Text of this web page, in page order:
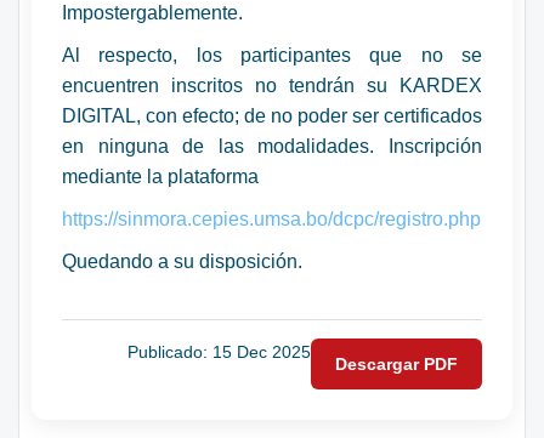
Impostergablemente.
Al respecto, los participantes que no se
encuentren inscritos no tendrán su KARDEX
DIGITAL, con efecto; de no poder ser certificados
en ninguna de las modalidades. Inscripción
mediante la plataforma
https://sinmora.cepies.umsa.bo/dcpc/registro.php
Quedando a su disposición.
Publicado: 15 Dec 2025
Descargar PDF